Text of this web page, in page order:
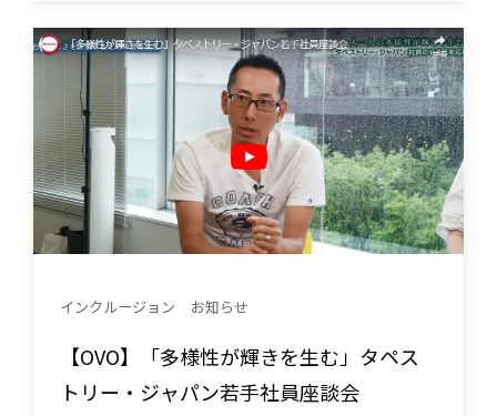
インクルージョン お知らせ
【OVO】「多様性が輝きを生む」タペス
トリー・ジャパン若手社員座談会